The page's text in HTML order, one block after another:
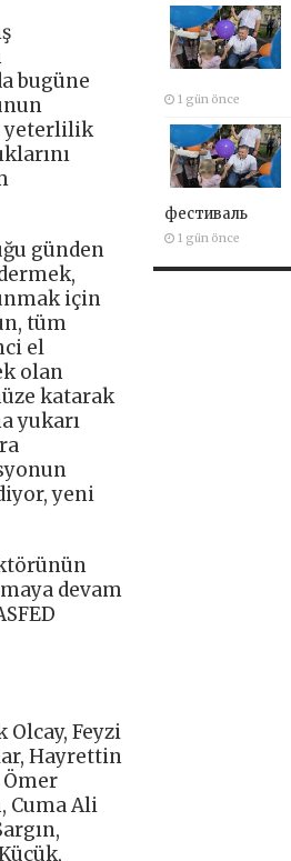
bugüne
yeterlilik
günden
için
tüm
el
olan
katarak
yukarı
yeni
devam
Olcay, Feyzi
Hayrettin
Ömer
Cuma Ali
1 gün önce
фестиваль
1 gün önce